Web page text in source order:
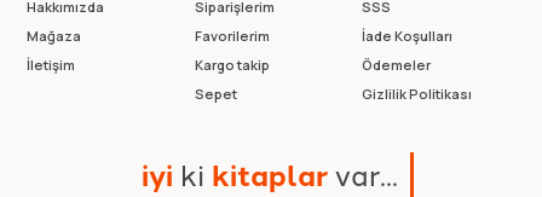
Hakkımızda
Mağaza
İletişim
Siparişlerim
Favorilerim
Kargo takip
Sepet
SSS
İade Koşulları
Ödemeler
Gizlilik Politikası
iyi ki kitaplarvar...